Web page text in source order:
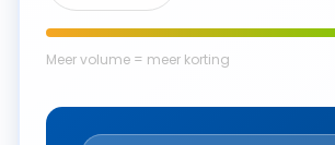
Meer volume = meer korting